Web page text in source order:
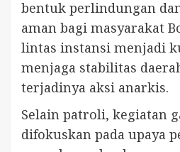
bentuk perlindungan
aman bagi masyarakat
lintas instansi menjadi
menjaga stabilitas
terjadinya aksi anarkis.
Selain patroli, kegiatan
difokuskan pada upaya